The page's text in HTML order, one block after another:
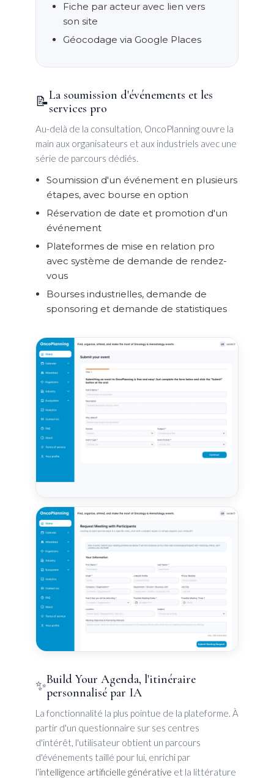
Fiche par acteur avec lien vers
son site
Géocodage via Google Places
📝La soumission d'événements et les
services pro
Au-delà de la consultation, OncoPlanning ouvre la
main aux organisateurs et aux industriels avec une
série de parcours dédiés.
Soumission d'un événement en plusieurs
étapes, avec bourse en option
Réservation de date et promotion d'un
événement
Plateformes de mise en relation pro
avec système de demande de rendez-
vous
Bourses industrielles, demande de
sponsoring et demande de statistiques
✨Build Your Agenda, l'itinéraire
personnalisé par IA
La fonctionnalité la plus pointue de la plateforme. À
partir d'un questionnaire sur ses centres
d'intérêt, l'utilisateur obtient un parcours
d'événements taillé pour lui, enrichi par
l'intelligence artificielle générative et la littérature